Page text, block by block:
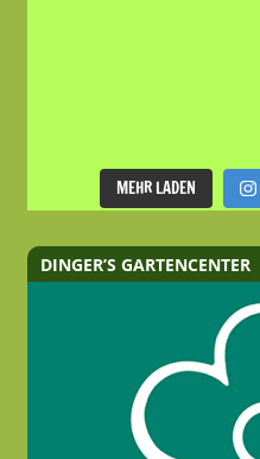
MEHR LADEN
DINGER’S GARTENCENTER